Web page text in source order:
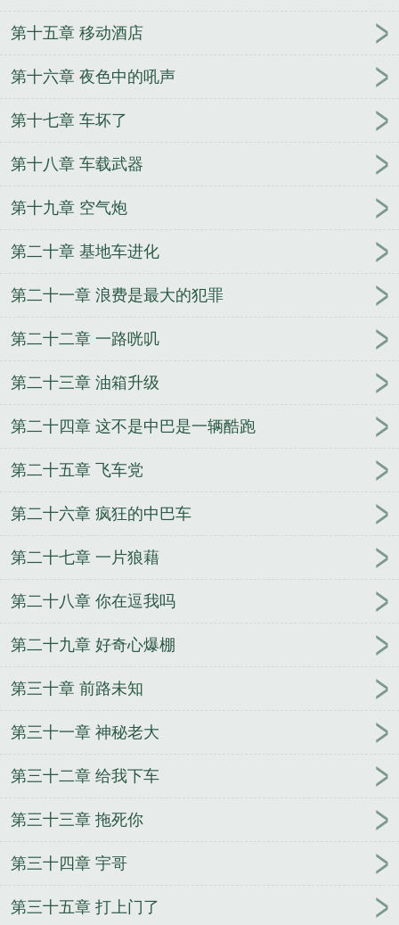
第十五章 移动酒店
第十六章 夜色中的吼声
第十七章 车坏了
第十八章 车载武器
第十九章 空气炮
第二十章 基地车进化
第二十一章 浪费是最大的犯罪
第二十二章 一路咣叽
第二十三章 油箱升级
第二十四章 这不是中巴是一辆酷跑
第二十五章 飞车党
第二十六章 疯狂的中巴车
第二十七章 一片狼藉
第二十八章 你在逗我吗
第二十九章 好奇心爆棚
第三十章 前路未知
第三十一章 神秘老大
第三十二章 给我下车
第三十三章 拖死你
第三十四章 宇哥
第三十五章 打上门了